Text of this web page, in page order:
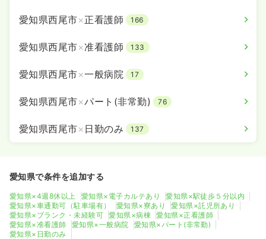
愛知県西尾市×正看護師 166
愛知県西尾市×准看護師 133
愛知県西尾市×一般病院 17
愛知県西尾市×パート(非常勤) 76
愛知県西尾市× 日勤のみ 137
愛知県で条件を追加する
愛知県×4週8休以上 愛知県×電子カルテあり
愛知県×駅徒歩５分以内
愛知県×車通勤可（駐車場有）
愛知県×寮あり
愛知県×託児所あり
愛知県×ブランク・未経験可
愛知県×病棟
愛知県×正看護師
愛知県×准看護師
愛知県×一般病院
愛知県×パート(非常勤)
愛知県×日勤のみ